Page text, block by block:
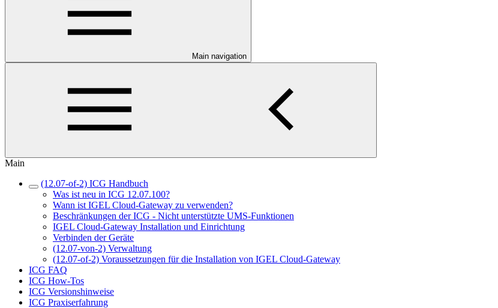
Main navigation
Main
(12.07-of-2) ICG Handbuch
Was ist neu in ICG 12.07.100?
Wann ist IGEL Cloud-Gateway zu verwenden?
Beschränkungen der ICG - Nicht unterstützte UMS-Funktionen
IGEL Cloud-Gateway Installation und Einrichtung
Verbinden der Geräte
(12.07-von-2) Verwaltung
(12.07-of-2) Voraussetzungen für die Installation von IGEL Cloud-Gateway
ICG FAQ
ICG How-Tos
ICG Versionshinweise
ICG Praxiserfahrung